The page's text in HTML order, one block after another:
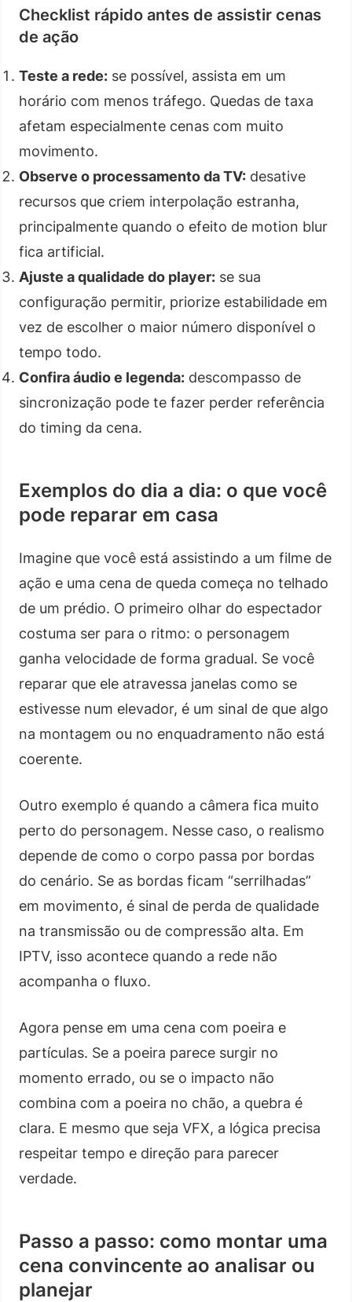
Checklist rápido antes de assistir cenas
de ação
Teste a rede: se possível, assista em um
horário com menos tráfego. Quedas de taxa
afetam especialmente cenas com muito
movimento.
Observe o processamento da TV: desative
recursos que criem interpolação estranha,
principalmente quando o efeito de motion blur
fica artificial.
Ajuste a qualidade do player: se sua
configuração permitir, priorize estabilidade em
vez de escolher o maior número disponível o
tempo todo.
Confira áudio e legenda: descompasso de
sincronização pode te fazer perder referência
do timing da cena.
Exemplos do dia a dia: o que você
pode reparar em casa
Imagine que você está assistindo a um filme de
ação e uma cena de queda começa no telhado
de um prédio. O primeiro olhar do espectador
costuma ser para o ritmo: o personagem
ganha velocidade de forma gradual. Se você
reparar que ele atravessa janelas como se
estivesse num elevador, é um sinal de que algo
na montagem ou no enquadramento não está
coerente.
Outro exemplo é quando a câmera fica muito
perto do personagem. Nesse caso, o realismo
depende de como o corpo passa por bordas
do cenário. Se as bordas ficam “serrilhadas”
em movimento, é sinal de perda de qualidade
na transmissão ou de compressão alta. Em
IPTV, isso acontece quando a rede não
acompanha o fluxo.
Agora pense em uma cena com poeira e
partículas. Se a poeira parece surgir no
momento errado, ou se o impacto não
combina com a poeira no chão, a quebra é
clara. E mesmo que seja VFX, a lógica precisa
respeitar tempo e direção para parecer
verdade.
Passo a passo: como montar uma
cena convincente ao analisar ou
planejar